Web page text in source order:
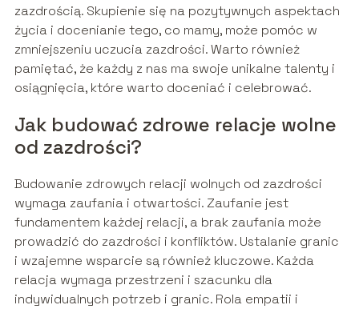
zazdrością. Skupienie się na pozytywnych aspektach
życia i docenianie tego, co mamy, może pomóc w
zmniejszeniu uczucia zazdrości. Warto również
pamiętać, że każdy z nas ma swoje unikalne talenty i
osiągnięcia, które warto doceniać i celebrować.
Jak budować zdrowe relacje wolne
od zazdrości?
Budowanie zdrowych relacji wolnych od zazdrości
wymaga zaufania i otwartości. Zaufanie jest
fundamentem każdej relacji, a brak zaufania może
prowadzić do zazdrości i konfliktów. Ustalanie granic
i wzajemne wsparcie są również kluczowe. Każda
relacja wymaga przestrzeni i szacunku dla
indywidualnych potrzeb i granic. Rola empatii i